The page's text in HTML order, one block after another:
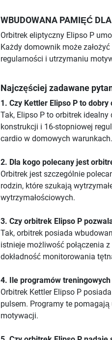
WBUDOWANA PAMIĘĆ
Orbitrek eliptyczny Elipso P
Każdy domownik może
regularności i utrzymaniu
Najczęściej zadawane
1. Czy Kettler Elipso P to
Tak, Elipso P to orbitrek
konstrukcji i 16-stopniowej
cardio w domowych warunkach.
2. Dla kogo polecany jest
Orbitrek jest szczególnie
rodzin, które szukają
wytrzymałościowych.
3. Czy orbitrek Elipso P
Tak, orbitrek posiada
istnieje możliwość połączenia
dokładność monitorowania
4. Ile programów
Orbitrek Kettler Elipso P
pulsem. Programy te
motywacji.